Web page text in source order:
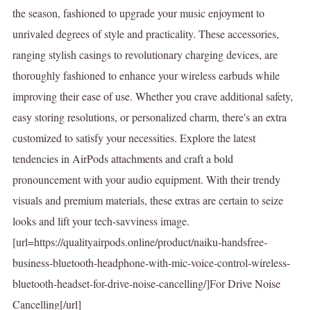
the season, fashioned to upgrade your music enjoyment to
unrivaled degrees of style and practicality. These accessories,
ranging stylish casings to revolutionary charging devices, are
thoroughly fashioned to enhance your wireless earbuds while
improving their ease of use. Whether you crave additional safety,
easy storing resolutions, or personalized charm, there's an extra
customized to satisfy your necessities. Explore the latest
tendencies in AirPods attachments and craft a bold
pronouncement with your audio equipment. With their trendy
visuals and premium materials, these extras are certain to seize
looks and lift your tech-savviness image.
[url=https://qualityairpods.online/product/naiku-handsfree-
business-bluetooth-headphone-with-mic-voice-control-wireless-
bluetooth-headset-for-drive-noise-cancelling/]For Drive Noise
Cancelling[/url]